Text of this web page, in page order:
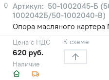
0
50-1002045-Б
1002042Б/50-1002040-В)
Опора масляного картера
Наличие
Цена с НДС
620 руб.
К схеме